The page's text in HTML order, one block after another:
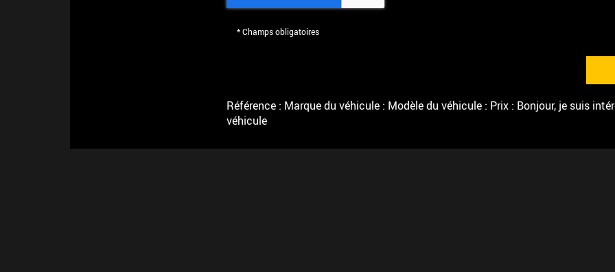
*Champs obligatoires
Référence : Marque du véhicule : Modèle du véhicule : Prix : Bonjour, je suis
véhicule